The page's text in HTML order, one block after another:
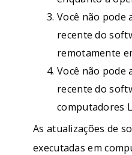
Você não pode
recente do
remotamente
Você não pode
recente do
computadores
As atualizações de
executadas em